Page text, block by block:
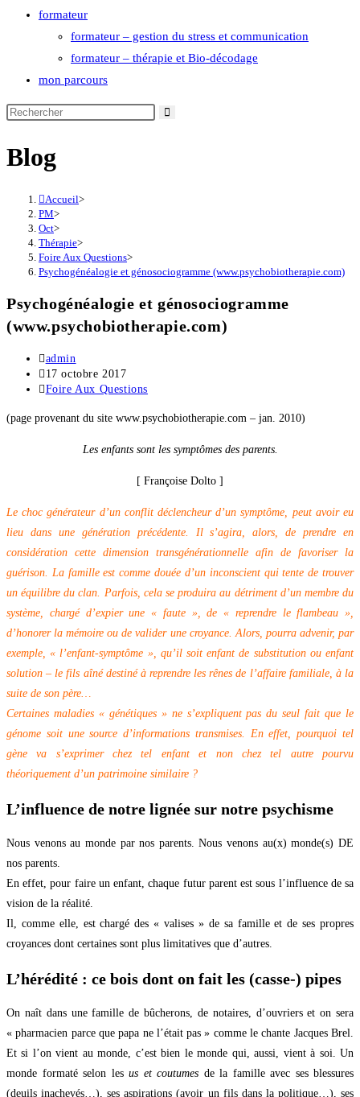
formateur
formateur – gestion du stress et communication
formateur – thérapie et Bio-décodage
mon parcours
Rechercher
ce
Blog
Accueil>
PM>
Oct>
Thérapie>
Foire Aux Questions>
Psychogénéalogie et génosociogramme (www.psychobiotherapie.com)
Psychogénéalogie et génosociogramme
(www.psychobiotherapie.com)
Auteur/autrice
de
la
admin
Publication
publiée :
17 octobre 2017
Post
Foire Aux Questions
(page provenant du site www.psychobiotherapie.com – jan. 2010)
Les enfants sont les symptômes des parents.
[ Françoise Dolto ]
Le choc générateur d’un conflit déclencheur d’un symptôme, peut avoir eu
lieu dans une génération précédente. Il s’agira, alors, de prendre en
considération cette dimension transgénérationnelle afin de favoriser la
guérison. La famille est comme douée d’un inconscient qui tente de trouver
un équilibre du clan. Parfois, cela se produira au détriment d’un membre du
système, chargé d’expier une « faute », de « reprendre le flambeau »,
d’honorer la mémoire ou de valider une croyance. Alors, pourra advenir, par
exemple, « l’enfant-symptôme », qu’il soit enfant de substitution ou enfant
solution – le fils aîné destiné à reprendre les rênes de l’affaire familiale, à la
suite de son père…
Certaines maladies « génétiques » ne s’expliquent pas du seul fait que le
génome soit une source d’informations transmises. En effet, pourquoi tel
gène va s’exprimer chez tel enfant et non chez tel autre pourvu
théoriquement d’un patrimoine similaire ?
L’influence de notre lignée sur notre psychisme
Nous venons au monde par nos parents. Nous venons au(x) monde(s) DE
nos parents.
En effet, pour faire un enfant, chaque futur parent est sous l’influence de sa
vision de la réalité.
Il, comme elle, est chargé des « valises » de sa famille et de ses propres
croyances dont certaines sont plus limitatives que d’autres.
L’hérédité : ce bois dont on fait les (casse-) pipes
On naît dans une famille de bûcherons, de notaires, d’ouvriers et on sera
« pharmacien parce que papa ne l’était pas » comme le chante Jacques Brel.
Et si l’on vient au monde, c’est bien le monde qui, aussi, vient à soi. Un
monde formaté selon les us et coutumes de la famille avec ses blessures
(deuils inachevés…), ses aspirations (avoir un fils dans la politique…), ses